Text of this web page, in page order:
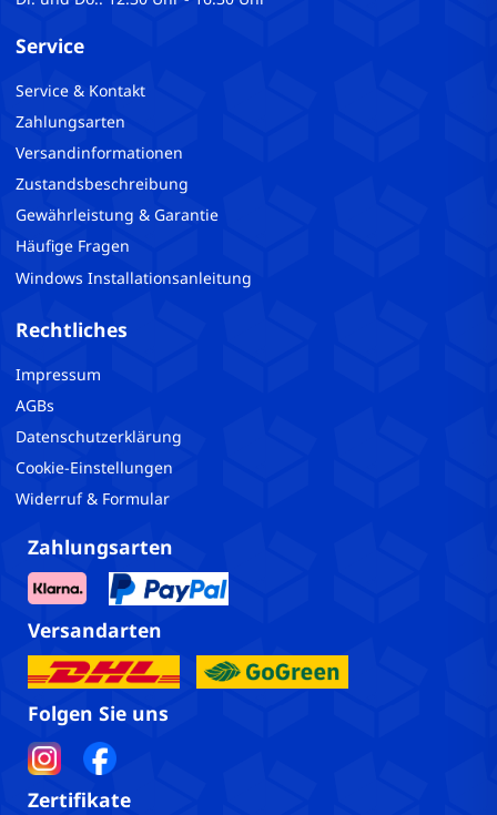
Service
Service & Kontakt
Zahlungsarten
Versandinformationen
Zustandsbeschreibung
Gewährleistung & Garantie
Häufige Fragen
Windows Installationsanleitung
Rechtliches
Impressum
AGBs
Datenschutzerklärung
Cookie-Einstellungen
Widerruf & Formular
Zahlungsarten
Versandarten
Folgen Sie uns
Zertifikate